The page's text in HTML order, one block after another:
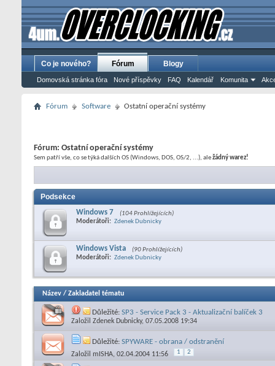
Co je nového? Fórum
Domovská stránka fóra Nové příspěvky FAQ Kalendář Komunita
Blogy
Fórum Software Ostatní operační systémy
Fórum: Ostatní operační systémy
Sem patří vše, co se týká dalších OS (Windows, DOS, OS/2, ...), aležádný warez!
Podsekce
Windows 7
(104 Prohlížejících)
Moderátoři: Zdenek Dubnicky
Windows Vista
(90 Prohlížejících)
Moderátoři: Zdenek Dubnicky
Název / Zakladatel tématu
Důležité: SP3 - Service Pack 3 - Aktualizační balíček 3
Založil Zdenek Dubnicky, 07.05.2008 19:34
Důležité: SPYWARE - obrana / odstranění
Založil mISHA, 02.04.2004 11:56 1 2